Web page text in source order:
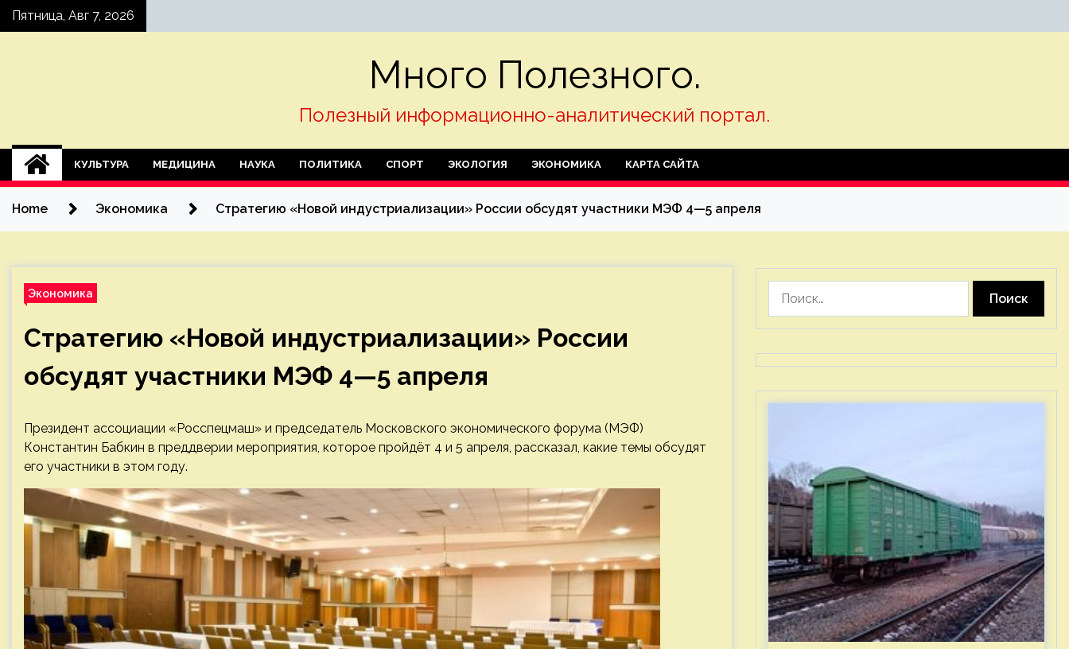
SkipПятница, Авг 7, 2026
Много Полезного.
Полезный информационно-аналитический портал.
КУЛЬТУРА МЕДИЦИНА НАУКА ПОЛИТИКА СПОРТ ЭКОЛОГИЯ ЭКОНОМИКА КАРТА САЙТА
Home Экономика Стратегию «Новой индустриализации» России обсудят участники МЭФ 4—5 апреля
Экономика
Стратегию «Новой индустриализации» России
обсудят участники МЭФ 4—5 апреля
Президент ассоциации «Росспецмаш» и председатель Московского экономического форума (МЭФ)
Константин Бабкин в преддверии мероприятия, которое пройдёт 4 и 5 апреля, рассказал, какие темы обсудят
его участники в этом году.